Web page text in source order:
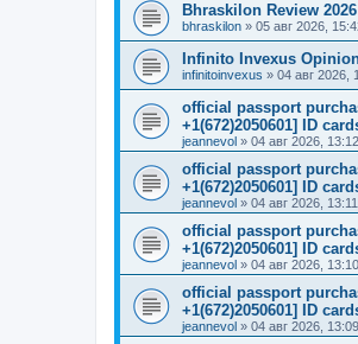
Bhraskilon Review
bhraskilon » 05 авг 2026,
Infinito Invexus
infinitoinvexus » 04 авг 2026,
official passport
+1(672)2050601] ID
jeannevol » 04 авг 2026, 13:12
official passport
+1(672)2050601] ID
jeannevol » 04 авг 2026, 13:11
official passport
+1(672)2050601] ID
jeannevol » 04 авг 2026, 13:10
official passport
+1(672)2050601] ID
jeannevol » 04 авг 2026, 13:09